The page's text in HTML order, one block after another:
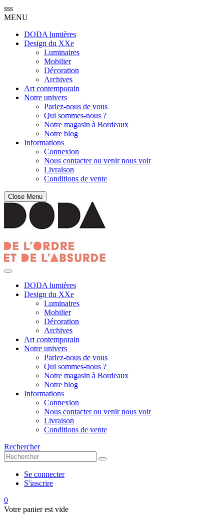
sss
MENU
DODA lumières
Design du XXe
Luminaires
Mobilier
Décoration
Archives
Art contemporain
Notre univers
Parlez-nous de vous
Qui sommes-nous ?
Notre magasin à Bordeaux
Notre blog
Informations
Connexion
Nous contacter ou venir nous voir
Livraison
Conditions de vente
Close Menu
DODA lumières
Design du XXe
Luminaires
Mobilier
Décoration
Archives
Art contemporain
Notre univers
Parlez-nous de vous
Qui sommes-nous ?
Notre magasin à Bordeaux
Notre blog
Informations
Connexion
Nous contacter ou venir nous voir
Livraison
Conditions de vente
Rechercher
Se connecter
S'inscrire
0
Votre panier est vide